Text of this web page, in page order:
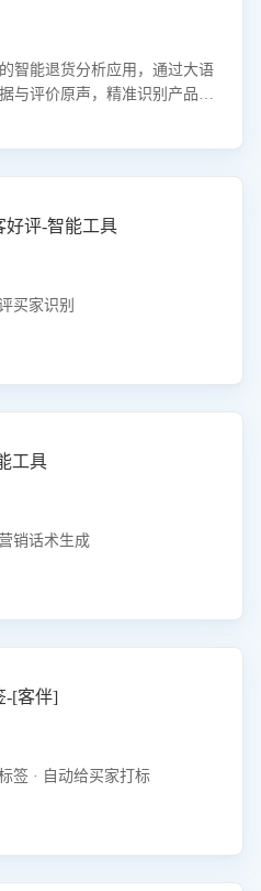
智能退货分析应用，通过大语
与评价原声，精准识别产品质
驱动产品迭代，从根本上降低
好评-智能工具
买家识别
工具
销话术生成
-[客伴]
签 · 自动给买家打标